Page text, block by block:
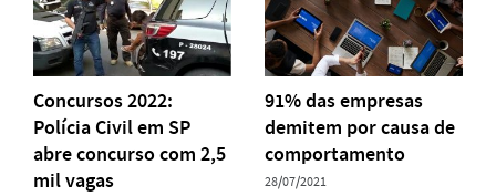
Concursos 2022:
Polícia Civil em SP
abre concurso com 2,5
mil vagas
91% das empresas
demitem por causa de
comportamento
28/07/2021